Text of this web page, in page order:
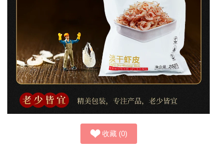
收藏 (0)